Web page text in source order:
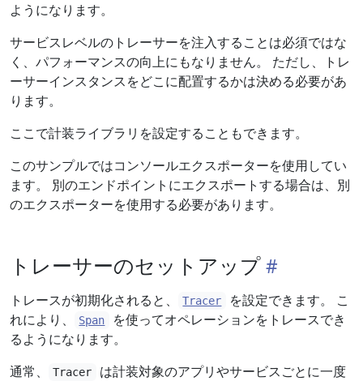
ようになります。
サービスレベルのトレーサーを注入することは必須ではな
く、パフォーマンスの向上にもなりません。 ただし、トレ
ーサーインスタンスをどこに配置するかは決める必要があ
ります。
ここで計装ライブラリを設定することもできます。
このサンプルではコンソールエクスポーターを使用してい
ます。 別のエンドポイントにエクスポートする場合は、別
のエクスポーターを使用する必要があります。
トレーサーのセットアップ
トレースが初期化されると、 Tracer
を設定できます。 こ
れにより、
Span
を使ってオペレーションをトレースでき
るようになります。
通常、
Tracer
は計装対象のアプリやサービスごとに一度